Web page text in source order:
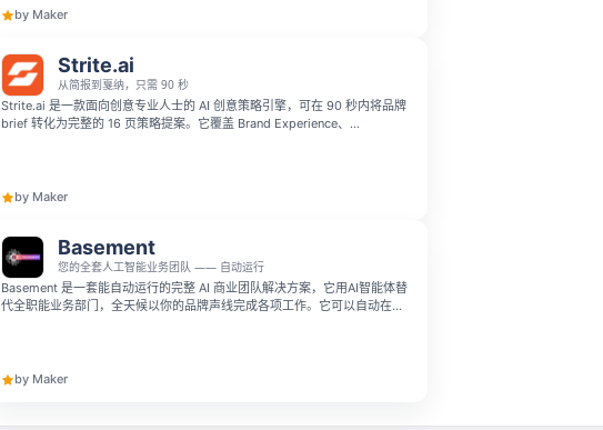
by Maker
Strite.ai
从简报到戛纳，只需 90 秒
Strite.ai 是一款面向创意专业人士的 AI 创意策略引擎，可在 90 秒内将品牌
brief 转化为完整的 16 页策略提案。它覆盖 Brand Experience、
by Maker
Basement
您的全套人工智能业务团队 —— 自动运行
Basement 是一套能自动运行的完整 AI 商业团队解决方案，它用AI智能体替
代全职能业务部门，全天候以你的品牌声线完成各项工作。它可以自动在各
by Maker